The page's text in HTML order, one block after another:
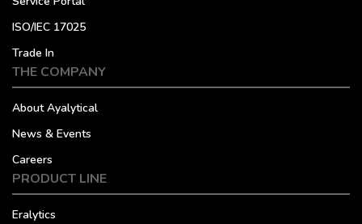
ISO/IEC 17025
Trade In
THE COMPANY
About Ayalytical
News & Events
Careers
PRODUCT LINE
Eralytics